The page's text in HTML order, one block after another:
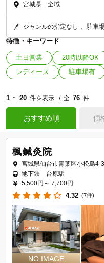
宮城県 全域
ジャンルの指定なし 駐車
特徴・キーワード
土日営業 20時以降OK
レディース
駐車場有
1 ~ 20 件を表示 全 76 件
おすすめ順 価
楓鍼灸院
宮城県仙台市青葉区小松島4-
地下鉄 台原駅
5,500円～ 7,700円
4.32 (7件)
「健康にはりを見